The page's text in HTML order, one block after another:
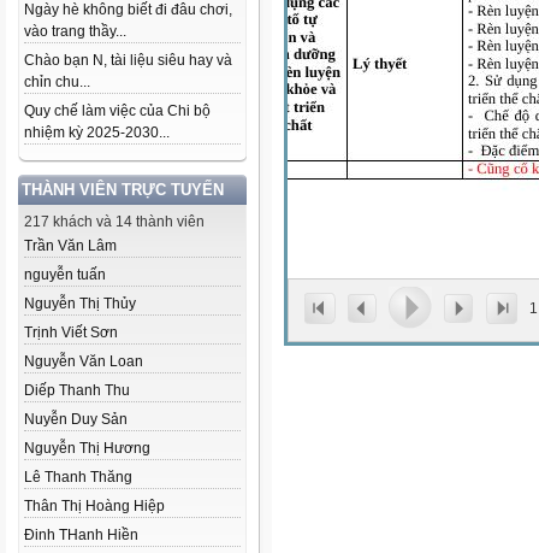
Ngày hè không biết đi đâu chơi,
vào trang thầy...
Chào bạn N, tài liệu siêu hay và
chỉn chu...
Quy chế làm việc của Chi bộ
nhiệm kỳ 2025-2030...
THÀNH VIÊN TRỰC TUYẾN
217 khách và 14 thành viên
Trần Văn Lâm
nguyễn tuấn
Nguyễn Thị Thủy
Trịnh Viết Sơn
Nguyễn Văn Loan
Diếp Thanh Thu
Nuyễn Duy Sản
Nguyễn Thị Hương
Lê Thanh Thăng
Thân Thị Hoàng Hiệp
Đinh THanh Hiền
1